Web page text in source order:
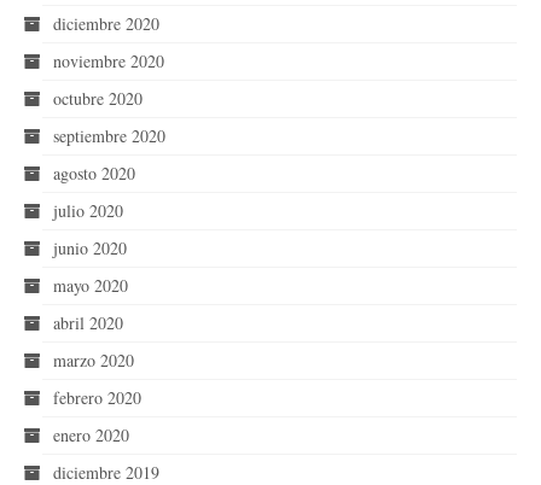
diciembre 2020
noviembre 2020
octubre 2020
septiembre 2020
agosto 2020
julio 2020
junio 2020
mayo 2020
abril 2020
marzo 2020
febrero 2020
enero 2020
diciembre 2019